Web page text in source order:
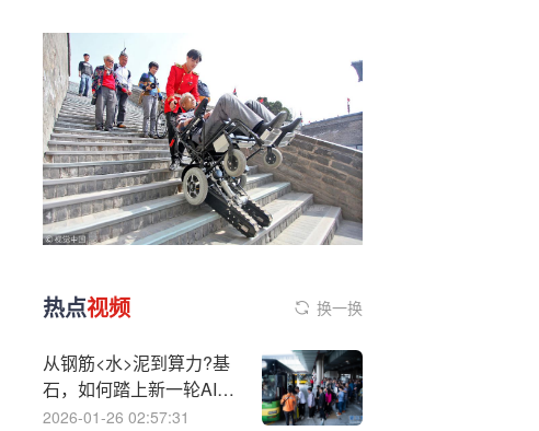
热点视频 换一换
从钢筋<水>泥到算力?基
石，如何踏上新一轮AI浪
潮
2026-01-26 02:57:31